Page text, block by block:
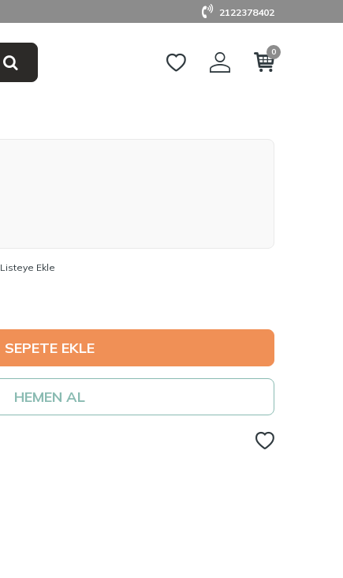
2122378402
0
Listeye Ekle
SEPETE EKLE
HEMEN AL